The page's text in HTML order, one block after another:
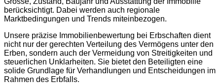
berücksichtigt. Dabei werden auch regionale
Marktbedingungen und Trends miteinbezogen.
Unsere präzise Immobilienbewertung bei Erbschaften dient
nicht nur der gerechten Verteilung des Vermögens unter den
Erben, sondern auch der Vermeidung von Streitigkeiten und
steuerlichen Unklarheiten. Sie bietet den Beteiligten eine
solide Grundlage für Verhandlungen und Entscheidungen im
Rahmen des Erbfalls.